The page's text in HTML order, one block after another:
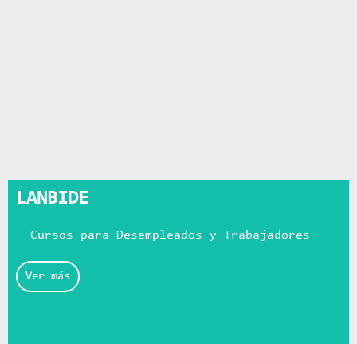
LANBIDE
- Cursos para Desempleados y Trabajadores
Ver más